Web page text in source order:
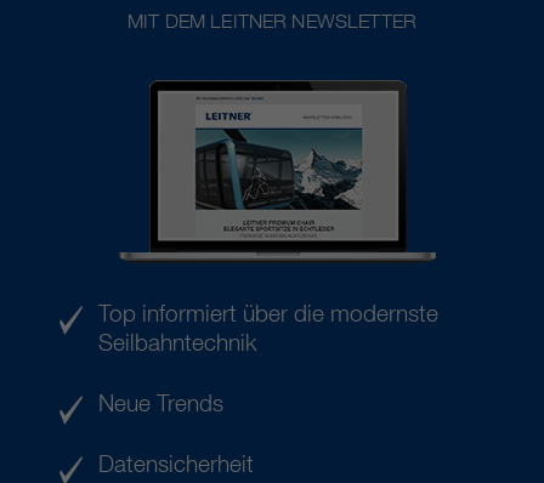
MIT DEM LEITNER NEWSLETTER
Top informiert über die modernste
Seilbahntechnik
Neue Trends
Datensicherheit